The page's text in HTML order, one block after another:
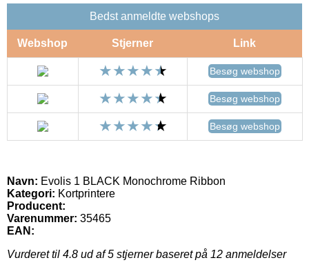
Bedst anmeldte webshops
Webshop Stjerner Link
Besøg webshop
Besøg webshop
Besøg webshop
Navn: Evolis 1 BLACK Monochrome Ribbon
Kategori: Kortprintere
Producent:
Varenummer: 35465
EAN:
Vurderet til 4.8 ud af 5 stjerner baseret på 12 anmeldelser